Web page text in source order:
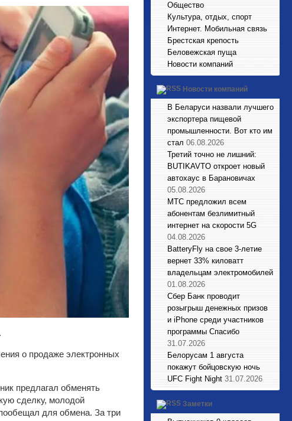
о продаже электронных
предлагал обменять
сделку, молодой
для обмена. За три
Общество
Культура, отдых, спорт
Интернет. Мобильная связь
Брестская крепость
Беловежская пуща
Новости компаний
Новости компаний
В Беларуси назвали лучшего
экспортера пищевой
промышленности. Вот кто им
стал 06.08.2026
Третий точно не лишний:
BUTIKAVTO откроет новый
автохаус в Барановичах
05.08.2026
МТС предложил всем
абонентам безлимитный
интернет на скорости 5G
04.08.2026
BatteryFly на свое 3-летие
вернет 33% киловатт
владельцам электромобилей
01.08.2026
Сбер Банк проводит
розыгрыш денежных призов
и iPhone среди участников
программы Спасибо
31.07.2026
Белорусам 1 августа
покажут бойцовскую ночь
UFC Fight Night 31.07.2026
Заметки